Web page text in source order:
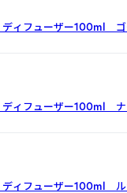
ディフューザー100ml
ディフューザー100ml
ディフューザー100ml